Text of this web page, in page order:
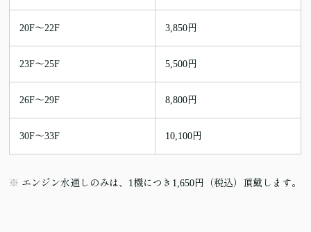
20F～22F 3,850円
23F～25F 5,500円
26F～29F 8,800円
30F～33F 10,100円
エンジン水通しのみは、1機につき1,650円（税込）頂戴します。